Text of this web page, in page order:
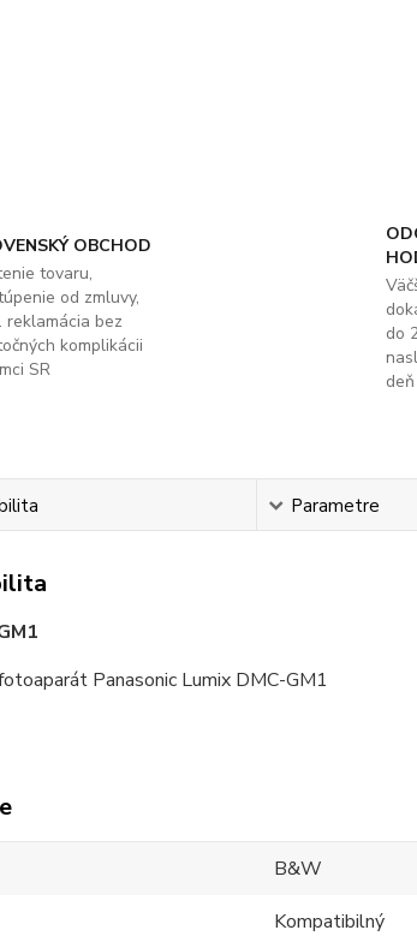
OBCHOD
tovaru,
od zmluvy,
reklamácia bez
komplikácii
SR
do
deň
Parametre
Panasonic Lumix DMC-GM1
B&W
Kompatibilný